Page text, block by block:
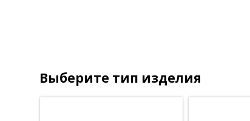
Выберите тип изделия